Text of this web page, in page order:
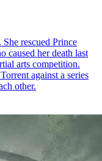
rescued Prince
caused her death last
arts competition.
against a series
other.